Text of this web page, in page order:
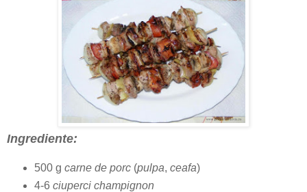
Ingrediente:
500 g carne de porc(pulpa, ceafa)
4-6 ciuperci champignon